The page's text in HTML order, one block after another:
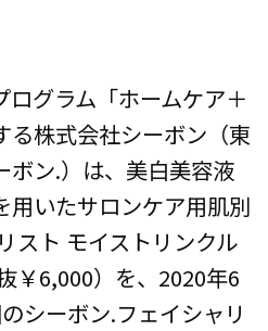
グラム「ホームケア＋
る株式会社シーボン（東
ボン.）は、美白美容液
用いたサロンケア用肌別
スト モイストリンクル
￥6,000）を、2020年6
シーボン.フェイシャリ